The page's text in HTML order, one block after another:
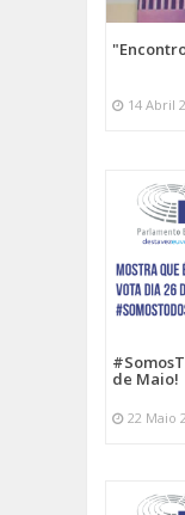
14 Abril
de Maio!
22 Maio